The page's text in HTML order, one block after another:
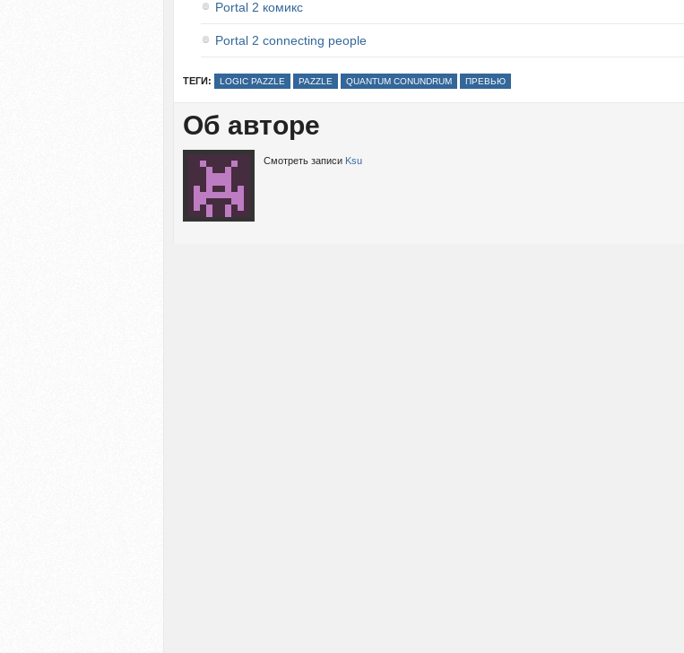
Portal 2 комикс
Portal 2 connecting people
ТЕГИ: LOGIC PAZZLE PAZZLE QUANTUM CONUNDRUM ПРЕВЬЮ
Об авторе
Смотреть записи Ksu